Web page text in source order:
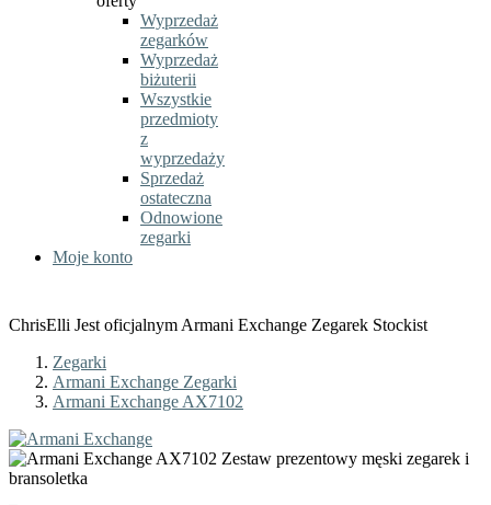
Wyprzedaż
zegarków
Wyprzedaż
biżuterii
Wszystkie
przedmioty
z
wyprzedaży
Sprzedaż
ostateczna
Odnowione
zegarki
Moje konto
ChrisElli Jest oficjalnym Armani Exchange Zegarek Stockist
Zegarki
Armani Exchange Zegarki
Armani Exchange AX7102